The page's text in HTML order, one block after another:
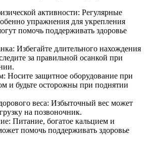
активности: Регулярные
упражнения для укрепления
помочь поддерживать здоровье
Избегайте длительного нахождения
за правильной осанкой при
Носите защитное оборудование при
и будьте осторожны при поднятии
веса: Избыточный вес может
на позвоночник.
Питание, богатое кальцием и
помочь поддерживать здоровье